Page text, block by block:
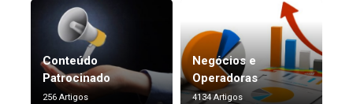
Conteúdo
Patrocinado
256 Artigos
Negócios e
Operadoras
4134 Artigos